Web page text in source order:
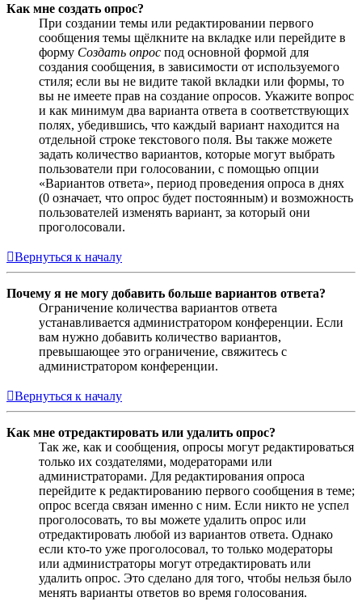
Как мне создать опрос?
При создании темы или редактировании первого
сообщения темы щёлкните на вкладке или перейдите в
форму Создать опрос под основной формой для
создания сообщения, в зависимости от используемого
стиля; если вы не видите такой вкладки или формы, то
вы не имеете прав на создание опросов. Укажите вопрос
и как минимум два варианта ответа в соответствующих
полях, убедившись, что каждый вариант находится на
отдельной строке текстового поля. Вы также можете
задать количество вариантов, которые могут выбрать
пользователи при голосовании, с помощью опции
«Вариантов ответа», период проведения опроса в днях
(0 означает, что опрос будет постоянным) и возможность
пользователей изменять вариант, за который они
проголосовали.
Вернуться к началу
Почему я не могу добавить больше вариантов ответа?
Ограничение количества вариантов ответа
устанавливается администратором конференции. Если
вам нужно добавить количество вариантов,
превышающее это ограничение, свяжитесь с
администратором конференции.
Вернуться к началу
Как мне отредактировать или удалить опрос?
Так же, как и сообщения, опросы могут редактироваться
только их создателями, модераторами или
администраторами. Для редактирования опроса
перейдите к редактированию первого сообщения в теме;
опрос всегда связан именно с ним. Если никто не успел
проголосовать, то вы можете удалить опрос или
отредактировать любой из вариантов ответа. Однако
если кто-то уже проголосовал, то только модераторы
или администраторы могут отредактировать или
удалить опрос. Это сделано для того, чтобы нельзя было
менять варианты ответов во время голосования.